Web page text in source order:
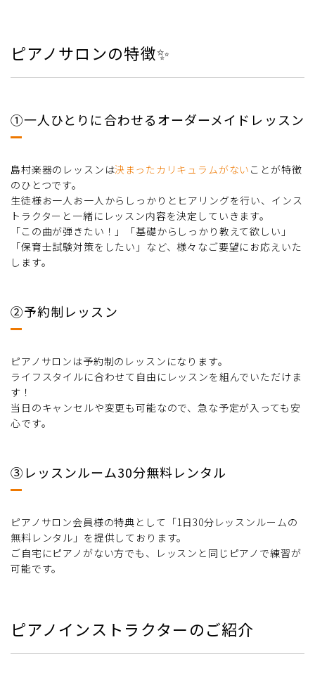
ピアノサロンの特徴✨
①一人ひとりに合わせるオーダーメイドレッスン
島村楽器のレッスンは決まったカリキュラムがない ことが特徴
のひとつです。
生徒様お一人お一人からしっかりとヒアリングを行い、インス
トラクターと一緒にレッスン内容を決定していきます。
「この曲が弾きたい！」「基礎からしっかり教えて欲しい」
「保育士試験対策をしたい」など、様々なご要望にお応えいた
します。
②予約制レッスン
ピアノサロンは予約制のレッスンになります。
ライフスタイルに合わせて自由にレッスンを組んでいただけま
す！
当日のキャンセルや変更も可能なので、急な予定が入っても安
心です。
③レッスンルーム30分無料レンタル
ピアノサロン会員様の特典として「1日30分レッスンルームの
無料レンタル」を提供しております。
ご自宅にピアノがない方でも、レッスンと同じピアノで練習が
可能です。
ピアノインストラクターのご紹介